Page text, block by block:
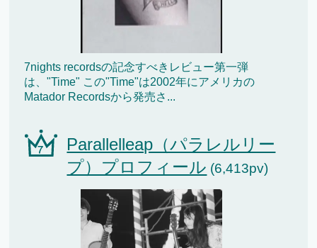
7nights recordsの記念すべきレビュー第一弾
は、"Time" この"Time"は2002年にアメリカの
Matador Recordsから発売さ...
Parallelleap（パラレルリー
プ）プロフィール (6,413pv)